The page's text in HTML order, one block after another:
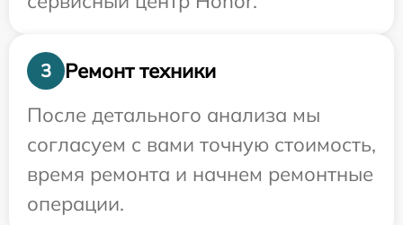
3
Ремонт техники
После детального анализа мы
согласуем с вами точную стоимость,
время ремонта и начнем ремонтные
операции.